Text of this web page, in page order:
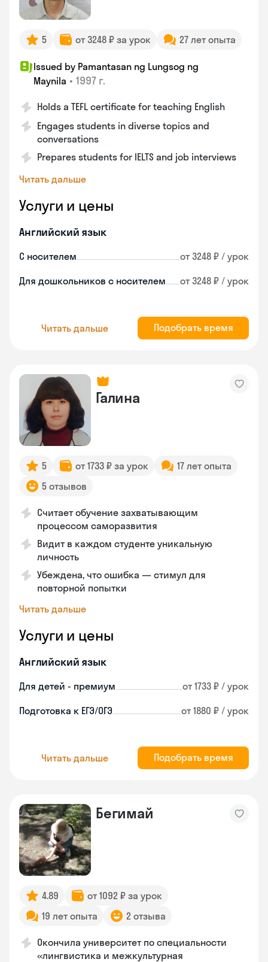
5 от 3248 ₽ за урок 27 лет опыта
Issued by Pamantasan ng Lungsog ng
Maynila • 1997 г.
Holds a TEFL certificate for teaching English
Engages students in diverse topics and
conversations
Prepares students for IELTS and job interviews
Читать дальше
Услуги и цены
Английский язык
С носителем от 3248 ₽ / урок
Для дошкольников с носителем от 3248 ₽ / урок
Читать дальше Подобрать время
Галина
5 от 1733 ₽ за урок
17 лет опыта
5 отзывов
Считает обучение захватывающим
процессом саморазвития
Видит в каждом студенте уникальную
личность
Убеждена, что ошибка — стимул для
повторной попытки
Читать дальше
Услуги и цены
Английский язык
Для детей - премиум от 1733 ₽ / урок
Подготовка к ЕГЭ/ОГЭ от 1880 ₽ / урок
Читать дальше Подобрать время
Бегимай
4.89
от 1092 ₽ за урок
19 лет опыта
2 отзыва
Окончила университет по специальности
«лингвистика и межкультурная